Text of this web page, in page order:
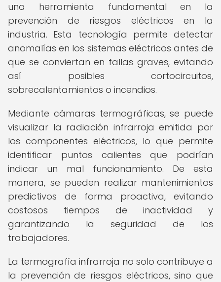
una herramienta fundamental en la
prevención de riesgos eléctricos en la
industria. Esta tecnología permite detectar
anomalías en los sistemas eléctricos antes de
que se conviertan en fallas graves, evitando
así posibles cortocircuitos,
sobrecalentamientos o incendios.
Mediante cámaras termográficas, se puede
visualizar la radiación infrarroja emitida por
los componentes eléctricos, lo que permite
identificar puntos calientes que podrían
indicar un mal funcionamiento. De esta
manera, se pueden realizar mantenimientos
predictivos de forma proactiva, evitando
costosos tiempos de inactividad y
garantizando la seguridad de los
trabajadores.
La termografía infrarroja no solo contribuye a
la prevención de riesgos eléctricos, sino que